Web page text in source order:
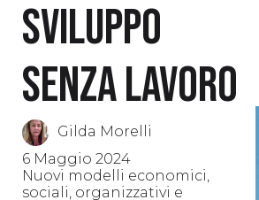
Sviluppo
senza lavoro
Gilda Morelli
6 Maggio 2024
Nuovi modelli economici,
sociali, organizzativi e